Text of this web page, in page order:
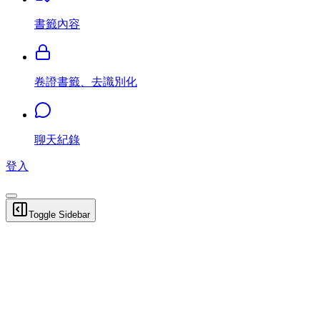
書籤內容
卷證書籤、去識別化
聊天紀錄
登入
Toggle Sidebar